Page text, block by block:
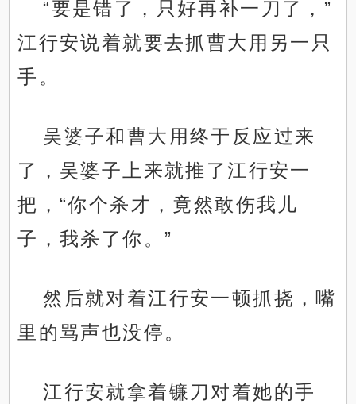
“要是错了，只好再补一刀了，”
江行安说着就要去抓曹大用另一只
手。
吴婆子和曹大用终于反应过来
了，吴婆子上来就推了江行安一
把，“你个杀才，竟然敢伤我儿
子，我杀了你。”
然后就对着江行安一顿抓挠，嘴
里的骂声也没停。
江行安就拿着镰刀对着她的手